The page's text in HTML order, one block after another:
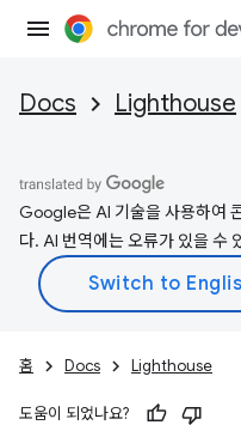
Docs Lighthouse
Google은 AI 기술을 사용하여
다. AI 번역에는 오류가 있을 수
홈 Docs Lighthouse
도움이 되었나요?